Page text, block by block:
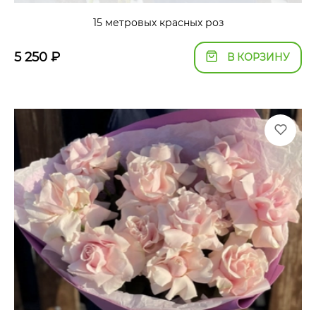
15 метровых красных роз
5 250 ₽ В КОРЗИНУ